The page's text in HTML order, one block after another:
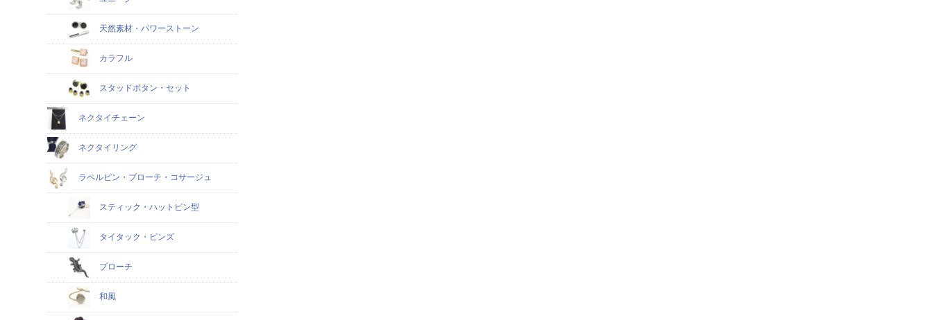
天然素材・パワーストーン
カラフル
スタッドボタン・セット
ネクタイチェーン
ネクタイリング
ラペルピン・ブローチ・コサージュ
スティック・ハットピン型
タイタック・ピンズ
ブローチ
和風